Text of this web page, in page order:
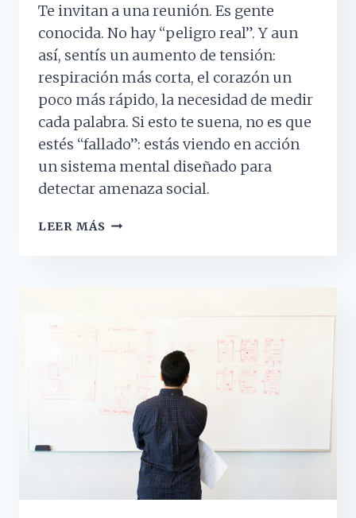
Te invitan a una reunión. Es gente
conocida. No hay “peligro real”. Y aun
así, sentís un aumento de tensión:
respiración más corta, el corazón un
poco más rápido, la necesidad de medir
cada palabra. Si esto te suena, no es que
estés “fallado”: estás viendo en acción
un sistema mental diseñado para
detectar amenaza social.
LEER MÁS ¿POR
SOCIALES?
(Y
HACER
PARA
MANEJARLA)